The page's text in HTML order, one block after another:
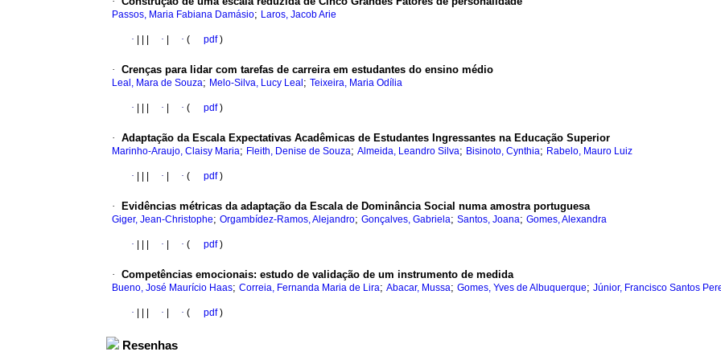
Passos, Maria Fabiana Damásio; Laros, Jacob Arie
· · · ( pdf)
· Crenças para lidar com tarefas de carreira em estudantes do ensino médio
Leal, Mara de Souza; Melo-Silva, Lucy Leal ; Teixeira, Maria Odília
· · · ( pdf)
· Adaptação da Escala Expectativas Acadêmicas de Estudantes Ingressantes na Educação Superior
Marinho-Araujo, Claisy Maria; Fleith, Denise de Souza; Almeida, Leandro Silva; Bisinoto, Cynthia; Rabelo, Mauro Luiz
· · · ( pdf)
· Evidências métricas da adaptação da Escala de Dominância Social numa amostra portuguesa
Giger, Jean-Christophe; Orgambídez-Ramos, Alejandro; Gonçalves, Gabriela; Santos, Joana; Gomes, Alexandra
· · · ( pdf)
· Competências emocionais: estudo de validação de um instrumento de medida
Bueno, José Maurício Haas; Correia, Fernanda Maria de Lira; Abacar, Mussa; Gomes, Yves de Albuquerque; Júnior, Francisco Santos
· · · ( pdf)
Resenhas